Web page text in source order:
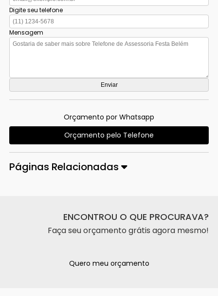
Digite seu telefone
Mensagem
Orçamento por Whatsapp
Orçamento pelo Telefone
Páginas Relacionadas
ENCONTROU O QUE PROCURAVA?
Faça seu orçamento grátis agora mesmo!
Quero meu orçamento